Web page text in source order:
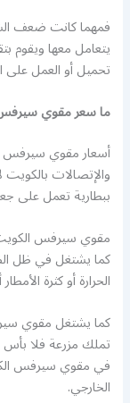
فمهما كانت ضعف
يتعامل معها ويقوم
تحميل أو العمل على
ما سعر مقوي
أسعار مقوي سيرفس
والإتصالات بالكويت
ببطارية تعمل على
مقوي سيرفس الكويت
كما يشتغل في ظل
الحرارة أو كثرة
كما يشتغل مقوي
تملك مزرعة فلا
في مقوي سيرفس
الخارجي.